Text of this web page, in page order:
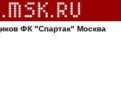
ФК "Спартак" Москва